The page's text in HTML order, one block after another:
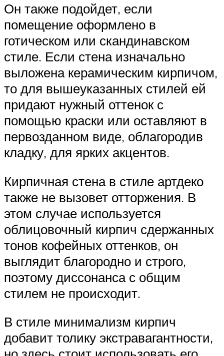
Он также подойдет, если
помещение оформлено в
готическом или скандинавском
стиле. Если стена изначально
выложена керамическим кирпичом,
то для вышеуказанных стилей ей
придают нужный оттенок с
помощью краски или оставляют в
первозданном виде, облагородив
кладку, для ярких акцентов.
Кирпичная стена в стиле артдеко
также не вызовет отторжения. В
этом случае используется
облицовочный кирпич сдержанных
тонов кофейных оттенков, он
выглядит благородно и строго,
поэтому диссонанса с общим
стилем не происходит.
В стиле минимализм кирпич
добавит толику экстравагантности,